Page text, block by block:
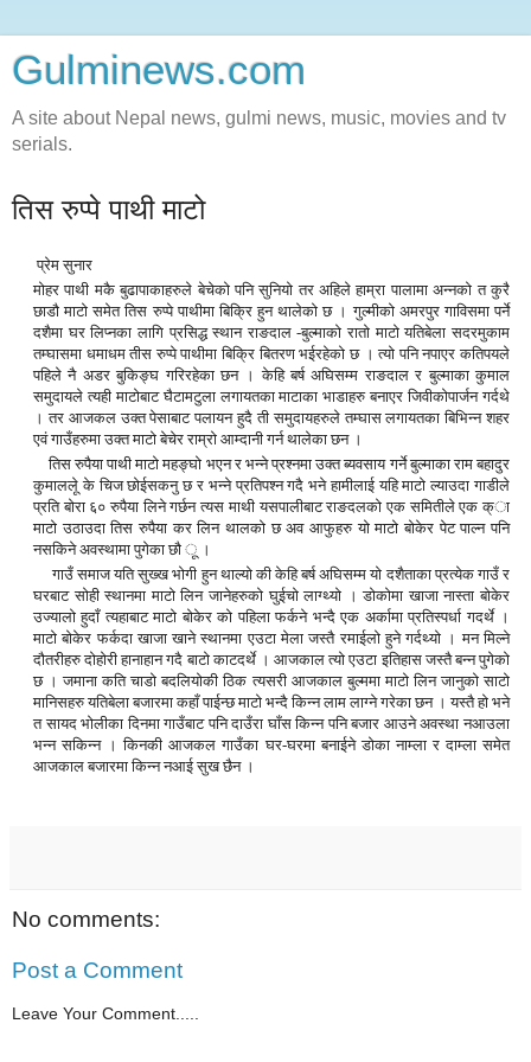
Gulminews.com
A site about Nepal news, gulmi news, music, movies and tv
serials.
तिस रुप्पे पाथी माटो
प्रेम सुनार
मोहर पाथी मकै बुढापाकाहरुले बेचेको पनि सुनियो तर अहिले हाम्रा पालामा अन्नको त कुरै
छाडौ माटो समेत तिस रुप्पे पाथीमा बिकि्र हुन थालेको छ । गुल्मीको अमरपुर गाविसमा पर्ने
दशैमा घर लिप्नका लागि प्रसिद्ध स्थान राङदाल -बुल्माको रातो माटो यतिबेला सदरमुकाम
तम्घासमा धमाधम तीस रुप्पे पाथीमा बिकि्र बितरण भईरहेको छ । त्यो पनि नपाएर कतिपयले
पहिले नै अडर बुकिङ्घ गरिरहेका छन । केहि बर्ष अघिसम्म राङदाल र बुल्माका कुमाल
समुदायले त्यही माटोबाट घैटामटुला लगायतका माटाका भाडाहरु बनाएर जिवीकोपार्जन गर्दथे
। तर आजकल उक्त पेसाबाट पलायन हुदै ती समुदायहरुले तम्घास लगायतका बिभिन्न शहर
एवं गाउँहरुमा उक्त माटो बेचेर राम्रो आम्दानी गर्न थालेका छन ।
तिस रुपैया पाथी माटो महङ्घो भएन र भन्ने प्रश्नमा उक्त ब्यवसाय गर्ने बुल्माका राम बहादुर
कुमाललेू के चिज छोईसकनु छ र भन्ने प्रतिपश्न गदै भने हामीलाई यहि माटो ल्याउदा गाडीले
प्रति बोरा ६० रुपैया लिने गर्छन त्यस माथी यसपालीबाट राङदलको एक समितीले एक क्ा
माटो उठाउदा तिस रुपैया कर लिन थालको छ अव आफुहरु यो माटो बोकेर पेट पाल्न पनि
नसकिने अवस्थामा पुगेका छौ ू ।
गाउँ समाज यति सुख्ख भोगी हुन थाल्यो की केहि बर्ष अघिसम्म यो दशैताका प्रत्येक गाउँ र
घरबाट सोही स्थानमा माटो लिन जानेहरुको घुईचो लाग्थ्यो । डोकोमा खाजा नास्ता बोकेर
उज्यालो हुदाँ त्यहाबाट माटो बोकेर को पहिला फर्कने भन्दै एक अर्कामा प्रतिस्पर्धा गदर्थे ।
माटो बोकेर फर्कदा खाजा खाने स्थानमा एउटा मेला जस्तै रमाईलो हुने गर्दथ्यो । मन मिल्ने
दौतरीहरु दोहोरी हानाहान गदै बाटो काटदर्थे । आजकाल त्यो एउटा इतिहास जस्तै बन्न पुगेको
छ । जमाना कति चाडो बदलियोकी ठिक त्यसरी आजकाल बुल्ममा माटो लिन जानुको साटो
मानिसहरु यतिबेला बजारमा कहाँ पाईन्छ माटो भन्दै किन्न लाम लाग्ने गरेका छन । यस्तै हो भने
त सायद भोलीका दिनमा गाउँबाट पनि दाउँरा घाँस किन्न पनि बजार आउने अवस्था नआउला
भन्न सकिन्न । किनकी आजकल गाउँका घर-घरमा बनाईने डोका नाम्ला र दाम्ला समेत
आजकाल बजारमा किन्न नआई सुख छैन ।
No comments:
Post a Comment
Leave Your Comment.....